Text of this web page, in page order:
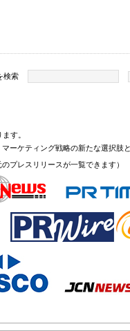
検索
す。
ーケティング戦略の新たな選択肢
プレスリリースが一覧できます）